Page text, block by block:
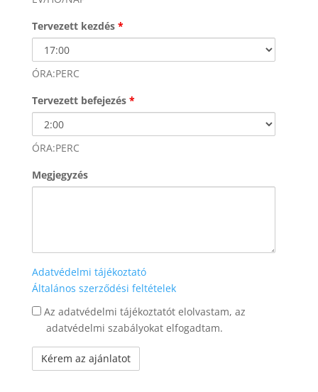
Tervezett kezdés *
ÓRA:PERC
Tervezett befejezés *
ÓRA:PERC
Megjegyzés
Adatvédelmi tájékoztató
Általános szerződési feltételek
jogi
nyilatkozat
Az adatvédelmi tájékoztatót elolvastam, az
adatvédelmi szabályokat elfogadtam.